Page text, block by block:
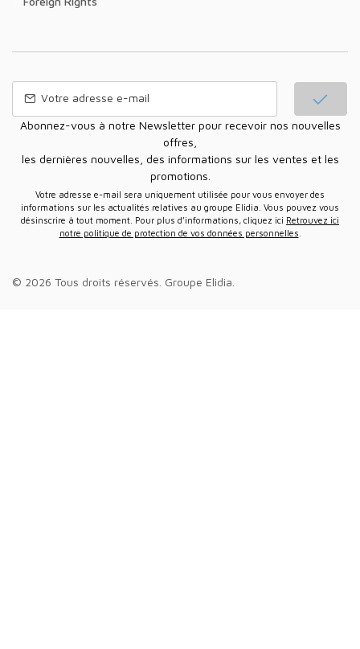
Abonnez-vous à notre Newsletter pour recevoir nos nouvelles
offres,
les dernières nouvelles, des informations sur les ventes et les
promotions.
Votre adresse e-mail sera uniquement utilisée pour vous envoyer des
informations sur les actualités relatives au groupe Elidia. Vous pouvez vous
désinscrire à tout moment. Pour plus d’informations, cliquez ici Retrouvez ici
notre politique de protection de vos données personnelles
© 2026 Tous droits réservés. Groupe Elidia